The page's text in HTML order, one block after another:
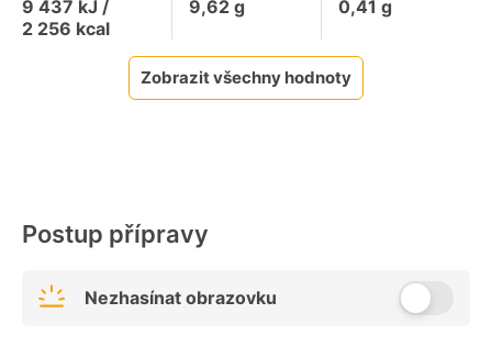
9 437 kJ /
2 256 kcal
9,62g
0,41 g
Zobrazit všechny hodnoty
Postup přípravy
Nezhasínat obrazovku